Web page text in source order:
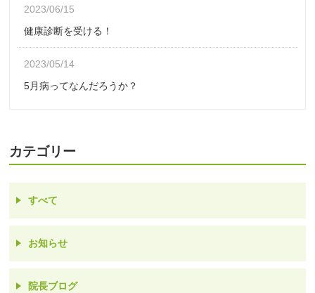
2023/06/15
健康診断を受ける！
2023/05/14
5月病ってなんだろうか？
カテゴリー
すべて
お知らせ
院長ブログ